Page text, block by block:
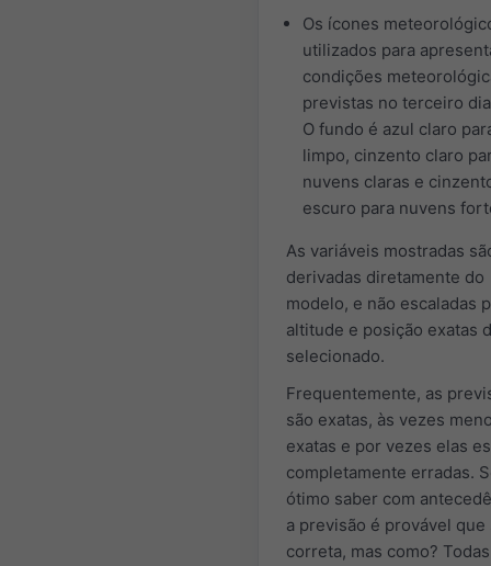
Os ícones
utilizados para
condições
previstas no terceiro
O fundo é azul claro
limpo, cinzento claro
nuvens claras e
escuro para nuvens
As variáveis mostradas
derivadas diretamente do
modelo, e não escaladas
altitude e posição exatas
selecionado.
Frequentemente, as
são exatas, às vezes
exatas e por vezes elas
completamente erradas.
ótimo saber com
a previsão é provável que
correta, mas como?